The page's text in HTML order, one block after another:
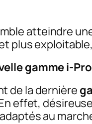
atteindre
plus
gamme i-
de la dernière
effet,
au